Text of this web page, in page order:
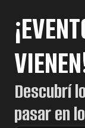
Descubrí
pasar en